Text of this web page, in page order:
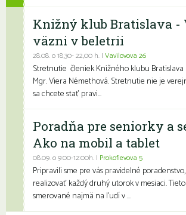
Knižný klub Bratislava -
väzni v beletrii
28.08. o 18,30- 22,00 h. | Vavilovova 26
Stretnutie členiek Knižného klubu
Mgr. Viera Némethová. Stretnutie nie je
sa chcete stať pravi...
Poradňa pre seniorky a
Ako na mobil a tablet
08.09. o 9:00-12:00h. | Prokofievova 5
Pripravili sme pre vás pravidelné
realizovať každý druhý utorok v mesiaci.
smerované najmä na ľudí v ...